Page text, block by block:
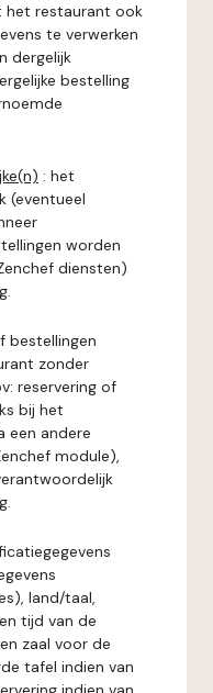
het restaurant ook
te verwerken
dergelijk
bestelling
: het
(eventueel
worden
diensten)
bestellingen
zonder
reservering of
bij het
een andere
module),
land/taal,
tijd van de
zaal voor de
tafel indien van